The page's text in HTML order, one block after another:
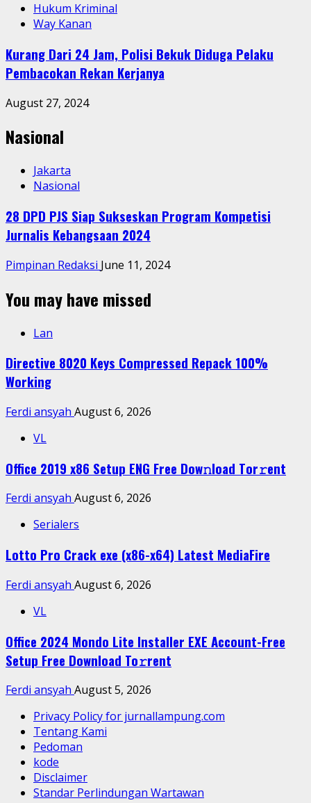
Hukum Kriminal
Way Kanan
Kurang Dari 24 Jam, Polisi Bekuk Diduga Pelaku
Pembacokan Rekan Kerjanya
August 27, 2024
Nasional
Jakarta
Nasional
28 DPD PJS Siap Sukseskan Program Kompetisi
Jurnalis Kebangsaan 2024
Pimpinan Redaksi June 11, 2024
You may have missed
Lan
Directive 8020 Keys Compressed Repack 100%
Working
Ferdi ansyah August 6, 2026
VL
Office 2019 x86 Setup ENG Frее Dow𝚗load Tоr𝚛ent
Ferdi ansyah August 6, 2026
Serialers
Lotto Pro Crack exe (x86-x64) Latest MediaFire
Ferdi ansyah August 6, 2026
VL
Office 2024 Mondo Lite Installer EXE Account-Free
Setup Frее Download To𝚛rent
Ferdi ansyah August 5, 2026
Privacy Policy for jurnallampung.com
Tentang Kami
Pedoman
kode
Disclaimer
Standar Perlindungan Wartawan